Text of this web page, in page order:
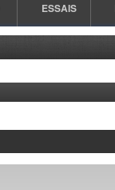
ESSAIS